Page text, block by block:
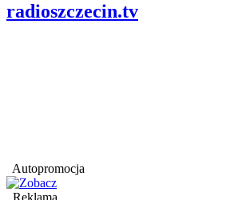
radioszczecin.tv
Autopromocja
Reklama